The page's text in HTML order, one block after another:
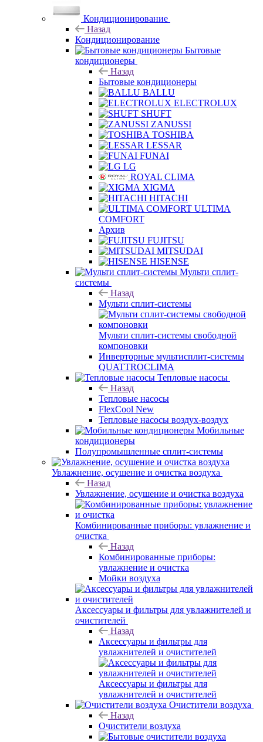
Кондиционирование
Назад
Кондиционирование
Бытовые
кондиционеры
Назад
Бытовые кондиционеры
BALLU
ELECTROLUX
SHUFT
ZANUSSI
TOSHIBA
LESSAR
FUNAI
LG
ROYAL CLIMA
XIGMA
HITACHI
ULTIMA
COMFORT
Архив
FUJITSU
MITSUDAI
HISENSE
Мульти сплит-
системы
Назад
Мульти сплит-системы
Мульти сплит-системы свободной
компоновки
Инверторные мультисплит-системы
QUATTROCLIMA
Тепловые насосы
Назад
Тепловые насосы
FlexCool New
Тепловые насосы воздух-воздух
Мобильные
кондиционеры
Полупромышленные сплит-системы
Увлажнение, осушение и очистка воздуха
Назад
Увлажнение, осушение и очистка воздуха
Комбинированные приборы: увлажнение и
очистка
Назад
Комбинированные приборы:
увлажнение и очистка
Мойки воздуха
Аксессуары и фильтры для увлажнителей и
очистителей
Назад
Аксессуары и фильтры для
увлажнителей и очистителей
Аксессуары и фильтры для
увлажнителей и очистителей
Очистители воздуха
Назад
Очистители воздуха